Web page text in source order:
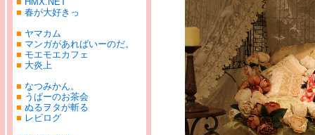
■ 春が大好きっ
■ ヤマカム
■ マンガがあればいーのだ。
■ モエモエカフェ
■ 大炎上
■ なつみかん。
■ うぱーのお茶会
■ ぬるヲタが斬る
■ レビログ